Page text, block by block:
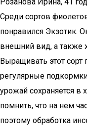
Среди сортов
понравился Экзотик.
внешний вид, а также
Выращивать этот сорт
регулярные
урожай сохраняется в
помнить, что на нем
поэтому обработка